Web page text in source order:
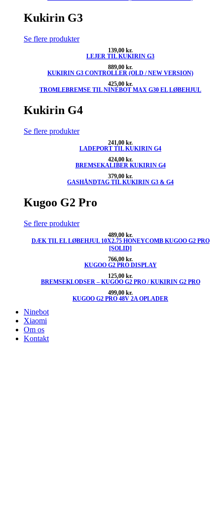
Kukirin G3
Se flere produkter
139,00 kr.
LEJER TIL KUKIRIN G3
889,00 kr.
KUKIRIN G3 CONTROLLER (OLD / NEW VERSION)
425,00 kr.
TROMLEBREMSE TIL NINEBOT MAX G30 EL LØBEHJUL
Kukirin G4
Se flere produkter
241,00 kr.
LADEPORT TIL KUKIRIN G4
424,00 kr.
BREMSEKALIBER KUKIRIN G4
379,00 kr.
GASHÅNDTAG TIL KUKIRIN G3 & G4
Kugoo G2 Pro
Se flere produkter
489,00 kr.
DÆK TIL EL LØBEHJUL 10X2.75 HONEYCOMB KUGOO G2 PRO
[SOLID]
766,00 kr.
KUGOO G2 PRO DISPLAY
125,00 kr.
BREMSEKLODSER – KUGOO G2 PRO / KUKIRIN G2 PRO
499,00 kr.
KUGOO G2 PRO 48V 2A OPLADER
Ninebot
Xiaomi
Om os
Kontakt